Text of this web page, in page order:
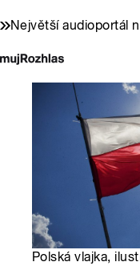
Největší audioportál
Polská vlajka,